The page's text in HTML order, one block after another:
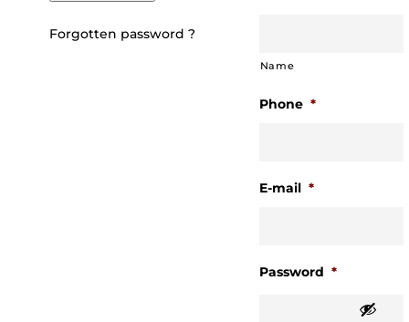
Forgotten password ?
Name
Phone *
E-mail *
Password *